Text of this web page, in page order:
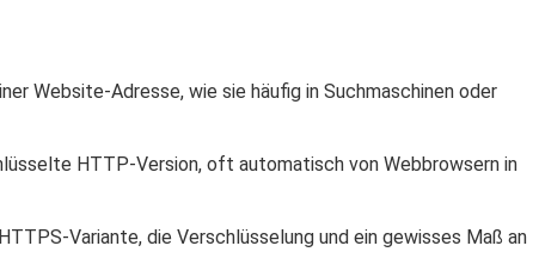
Website-Adresse, wie sie häufig in Suchmaschinen oder
HTTP-Version, oft automatisch von Webbrowsern in
Variante, die Verschlüsselung und ein gewisses Maß an